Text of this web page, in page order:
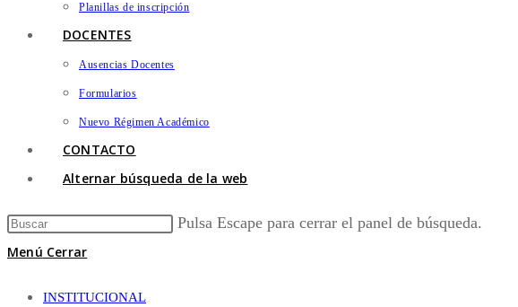
Planillas de inscripción
DOCENTES
Ausencias Docentes
Formularios
Nuevo Régimen Académico
CONTACTO
Alternar búsqueda de la web
Pulsa Escape para cerrar el panel de búsqueda.
Menú Cerrar
INSTITUCIONAL